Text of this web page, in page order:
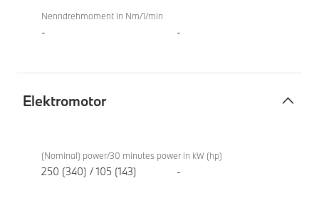
Nenndrehmoment in Nm/1/min
- -
Elektromotor
eDrive40
Touring
(Nominal) power/30 minutes power in kW (hp)
250 (340) / 105 (143) -